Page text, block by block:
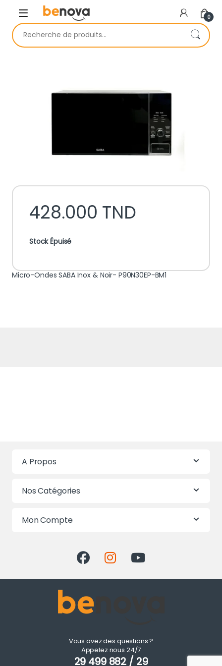
Skip to navigation
Skip to content
0
Recherche pour :
Micro-Ondes SABA Inox & Noir- P90N30EP-BM1
428.000 TND
Stock Épuisé
A Propos
Nos Catégories
Mon Compte
Vous avez des questions ?
Appelez nous 24/7
29 499 882 / 29